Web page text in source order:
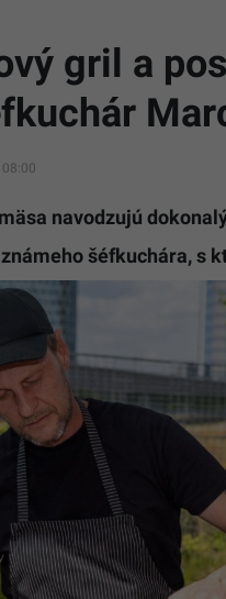
gril a
navodzujú
šéfkuchára, s